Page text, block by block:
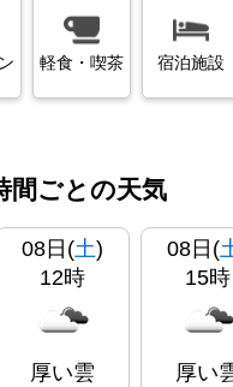
軽食・喫茶 宿泊施設
間ごとの天気
08日(土)
12時
厚い雲
08日(
15時
厚い